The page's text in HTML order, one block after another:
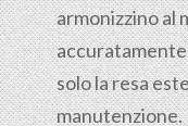
armonizzino al
solo la resa
manutenzione.